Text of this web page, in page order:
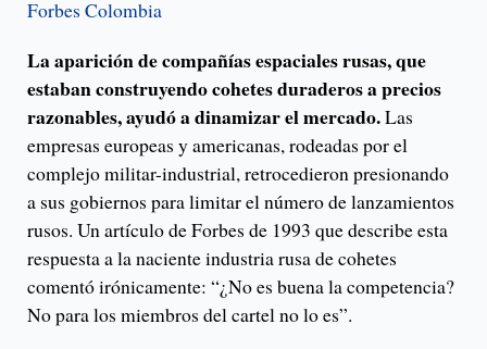
Forbes Colombia
La aparición de compañías espaciales rusas, que
estaban construyendo cohetes duraderos a precios
razonables, ayudó a dinamizar el mercado.Las
empresas europeas y americanas, rodeadas por el
complejo militar-industrial, retrocedieron presionando
a sus gobiernos para limitar el número de lanzamientos
rusos. Un artículo de Forbes de 1993 que describe esta
respuesta a la naciente industria rusa de cohetes
comentó irónicamente: “¿No es buena la competencia?
No para los miembros del cartel no lo es”.